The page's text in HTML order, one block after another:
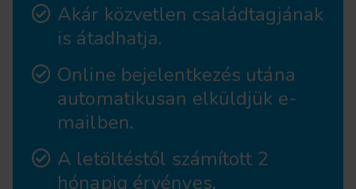
Akár közvetlen családtagjának
is átadhatja.
Online bejelentkezés utána
automatikusan elküldjük e-
mailben.
A letöltéstől számított 2
hónapig érvényes.